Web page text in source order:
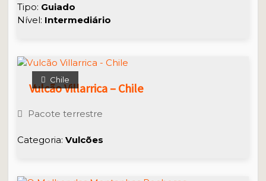
Tipo: Guiado
Nível: Intermediário
Chile
Vulcão Villarrica – Chile
Pacote terrestre
Categoria:Vulcões